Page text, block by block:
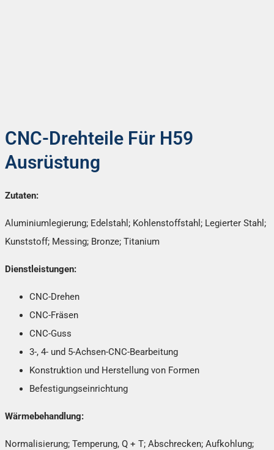
CNC-Drehteile Für H59
Ausrüstung
Zutaten:
Aluminiumlegierung; Edelstahl; Kohlenstoffstahl; Legierter Stahl;
Kunststoff; Messing; Bronze; Titanium
Dienstleistungen:
CNC-Drehen
CNC-Fräsen
CNC-Guss
3-, 4- und 5-Achsen-CNC-Bearbeitung
Konstruktion und Herstellung von Formen
Befestigungseinrichtung
Wärmebehandlung:
Normalisierung; Temperung, Q + T; Abschrecken; Aufkohlung;